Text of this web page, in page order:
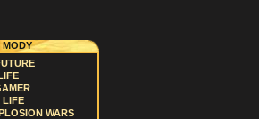
MODY
LIFE
WARS